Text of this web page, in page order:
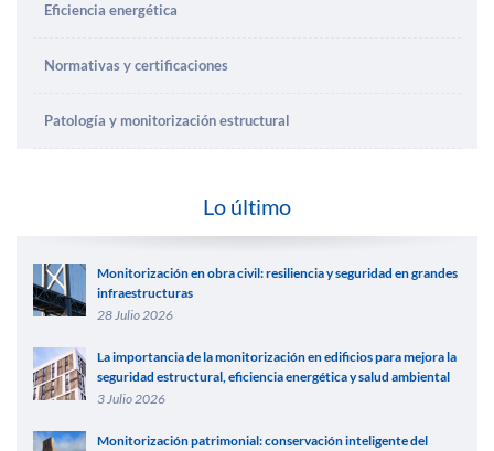
Eficiencia energética
Normativas y certificaciones
Patología y monitorización estructural
Lo último
Monitorización en obra civil: resiliencia y seguridad en grandes
infraestructuras
28 Julio 2026
La importancia de la monitorización en edificios para mejora la
seguridad estructural, eficiencia energética y salud ambiental
3 Julio 2026
Monitorización patrimonial: conservación inteligente del